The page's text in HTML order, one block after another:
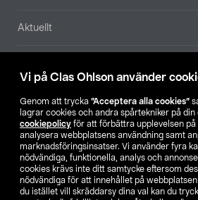
Vi på Clas Ohlson använder
Genom att trycka ”Acceptera alla cookies”
lagrar cookies och andra spårtekniker på din
cookiepolicy för att förbättra upplevelsen på
analysera webbplatsens användning samt
marknadsföringsinsatser. Vi använder fyra
nödvändiga, funktionella, analys och
cookies krävs inte ditt samtycke eftersom
nödvändiga för att innehållet på
du istället vill skräddarsy dina val kan du
Aktuellt
Hitta butik
SE NO FI